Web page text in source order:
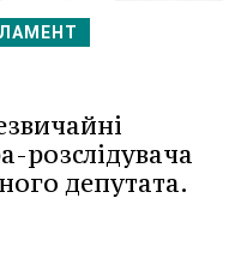
розслідувача
депутата.